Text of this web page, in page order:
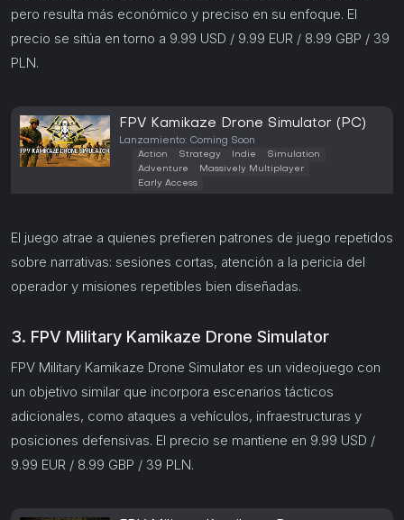
pero resulta más económico y preciso en su enfoque. El
precio se sitúa en torno a 9.99 USD / 9.99 EUR / 8.99 GBP / 39
PLN.
FPV Kamikaze Drone Simulator (PC)
Lanzamiento: Coming Soon
Action Strategy Indie
Simulation
Adventure
Massively Multiplayer
Early Access
El juego atrae a quienes prefieren patrones de juego repetidos
sobre narrativas: sesiones cortas, atención a la pericia del
operador y misiones repetibles bien diseñadas.
3. FPV Military Kamikaze Drone Simulator
FPV Military Kamikaze Drone Simulator es un videojuego con
un objetivo similar que incorpora escenarios tácticos
adicionales, como ataques a vehículos, infraestructuras y
posiciones defensivas. El precio se mantiene en 9.99 USD /
9.99 EUR / 8.99 GBP / 39 PLN.